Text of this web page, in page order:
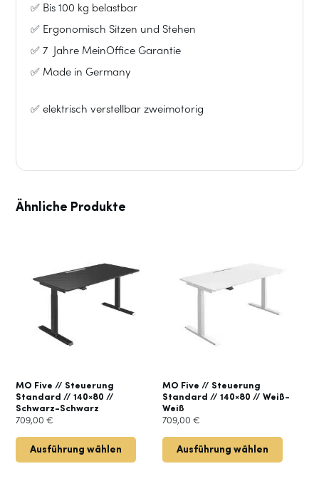
//
Schwarz-
✅ Bis 100 kg belastbar
✅ Ergonomisch Sitzen und Stehen
✅ 7 Jahre MeinOffice Garantie
✅ Made in Germany
✅ elektrisch verstellbar zweimotorig
Ähnliche Produkte
MO Five // Steuerung
Standard // 140×80 //
Schwarz-Schwarz
709,00 €
Ausführung wählen
MO Five // Steuerung
Standard // 140×80 // Weiß-
Weiß
709,00€
Ausführung wählen